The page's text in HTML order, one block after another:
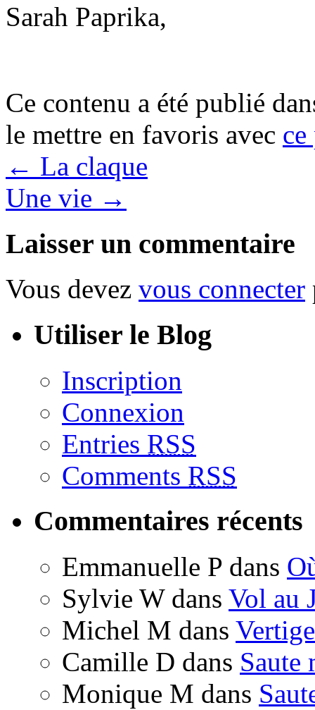
Sarah Paprika,
Ce contenu a été publié
le mettre en favoris avec
← La claque
Une vie →
Laisser un commentaire
Vous devez vous connecter
Utiliser le Blog
Inscription
Connexion
Entries RSS
Comments RSS
Commentaires récents
Emmanuelle P dans
Sylvie Wdans Vol au
Michel M dans
Camille D dans Saute
Monique M dans